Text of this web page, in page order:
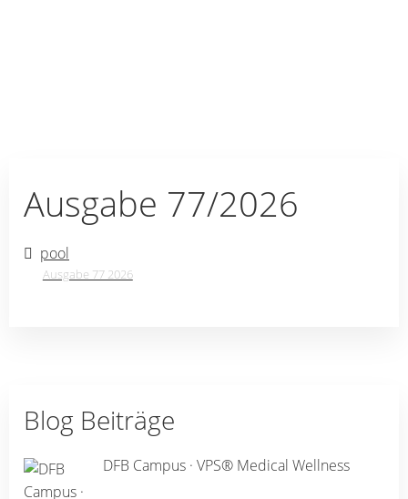
Ausgabe 77/2026
pool
Ausgabe 77 2026
Blog Beiträge
DFB Campus · VPS® Medical Wellness